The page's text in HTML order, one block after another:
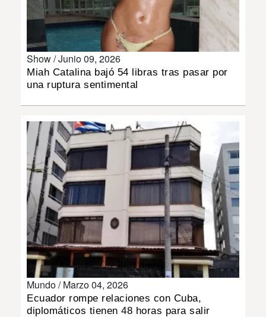
DEPORTES
INSÓLITAS
MULTIMEDIA
IMPRESO
Show /Junio 09, 2026
Miah Catalina bajó 54 libras tras pasar por
una ruptura sentimental
Mundo /Marzo 04, 2026
Ecuador rompe relaciones con Cuba,
diplomáticos tienen 48 horas para salir